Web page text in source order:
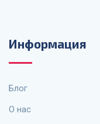
Информация
Блог
О нас